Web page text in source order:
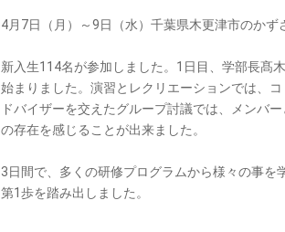
各種アンケート結果
個人情報の取り扱い
4月7日（月）～9日（水）千葉県木更津市のかず
新入生114名が参加しました。1日目、学部長髙
始まりました。演習とレクリエーションでは、
ドバイザーを交えたグループ討議では、メンバ
の存在を感じることが出来ました。
3日間で、多くの研修プログラムから様々の事
第1歩を踏み出しました。